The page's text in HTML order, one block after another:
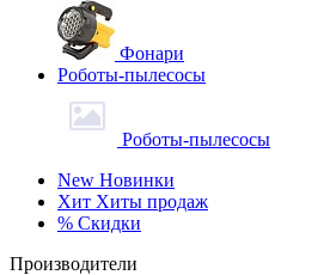
Фонари
Роботы-пылесосы
Роботы-пылесосы
New Новинки
Хит Хиты продаж
% Скидки
Производители